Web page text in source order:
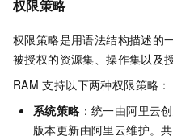
权限策略
权限策略是用语法结构描述的
被授权的资源集、操作集以及
RAM 支持以下两种权限策略：
系统策略 ：统一由阿里云
版本更新由阿里云维护。